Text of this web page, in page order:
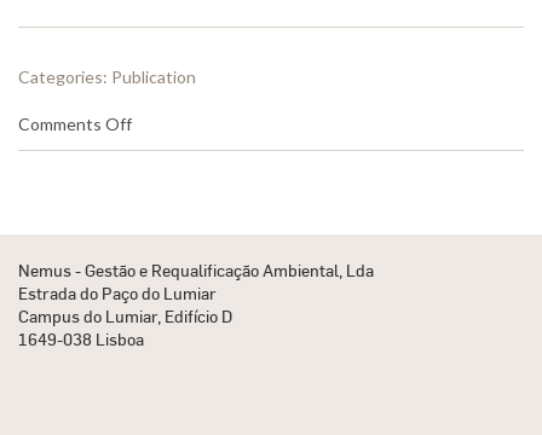
Categories: Publication
Comments Offon
(PT)
apresentação
Plano
de
Acção
de
Nemus - Gestão e Requalificação Ambiental, Lda
Estrada do Paço do Lumiar
Campus do Lumiar, Edifício D
1649-038 Lisboa